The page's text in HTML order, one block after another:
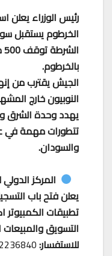
رئيس الوزراء يعلن
الخرطوم يستقبل
بالخرطوم.
الجيش يقترب من
النوبيون خارج
يهدد وحدة الشرق
تتطورات مهمة في
والسودان.
المركز
يعلن فتح باب
تطبيقات
التسويق والمبيعات
للاستفسار: